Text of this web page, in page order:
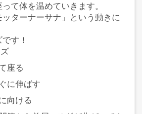
て体を温めていきます。
ターナーサナ」という動きに
す！
座る
に伸ばす
向ける